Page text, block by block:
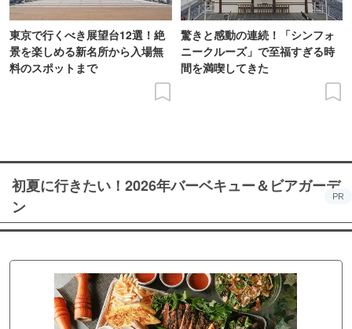
東京で行くべき展望台12選！絶
景を楽しめる新名所から入場無
料のスポットまで
驚きと感動の連続！「シンフォ
ニークルーズ」で至福すぎる時
間を満喫してきた
初夏に行きたい！2026年バーベキュー＆ビアガーデ
ン
PR